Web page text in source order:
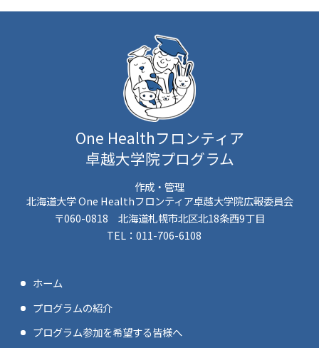
One Healthフロンティア
卓越大学院プログラム
作成・管理
北海道大学 One Healthフロンティア卓越大学院広報委員会
〒060-0818 北海道札幌市北区北18条西9丁目
TEL：011-706-6108
ホーム
プログラムの紹介
プログラム参加を希望する皆様へ